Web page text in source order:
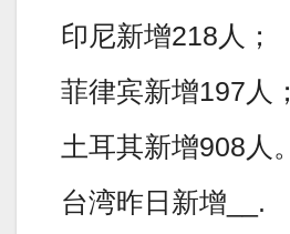
印尼新增218人；
菲律宾新增197人；
土耳其新增908人。
台湾昨日新增__.